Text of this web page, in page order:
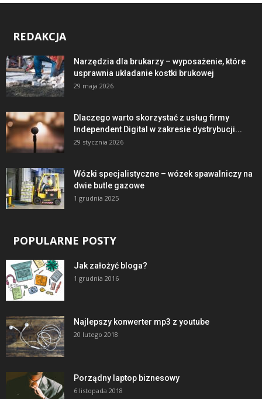
REDAKCJA
Narzędzia dla brukarzy – wyposażenie, które
usprawnia układanie kostki brukowej
29 maja 2026
Dlaczego warto skorzystać z usług firmy
Independent Digital w zakresie dystrybucji...
29 stycznia 2026
Wózki specjalistyczne – wózek spawalniczy na
dwie butle gazowe
1 grudnia 2025
POPULARNE POSTY
Jak założyć bloga?
1 grudnia 2016
Najlepszy konwerter mp3 z youtube
20 lutego 2018
Porządny laptop biznesowy
6 listopada 2018